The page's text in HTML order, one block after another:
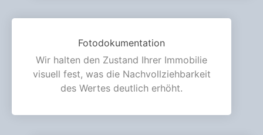
Fotodokumentation
Wir halten den Zustand Ihrer Immobilie
visuell fest, was die Nachvollziehbarkeit
des Wertes deutlich erhöht.